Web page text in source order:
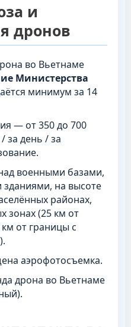
и
дронов
во Вьетнаме
Министерства
минимум за 14
— от 350 до 700
за день / за
военными базами,
на высоте
районах,
зонах (25 км от
от границы с
аэрофотосъемка.
дрона во Вьетнаме